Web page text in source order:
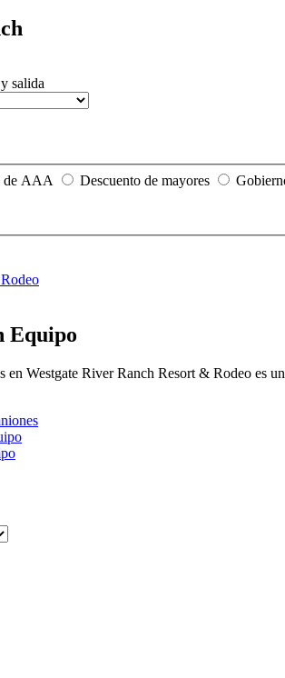
salida
de AAA
Descuento de mayores
Equipo
Westgate River Ranch Resort & Rodeo es